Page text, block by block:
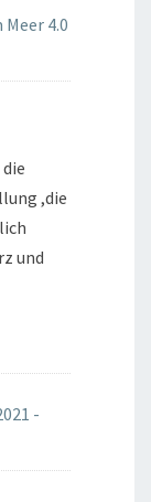
Meer 4.0
,die
und
-